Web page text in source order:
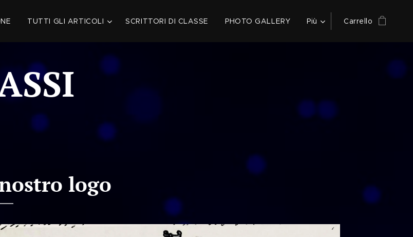
TUTTI GLI ARTICOLI SCRITTORI DI CLASSE PHOTO GALLERY Più Carrello
logo